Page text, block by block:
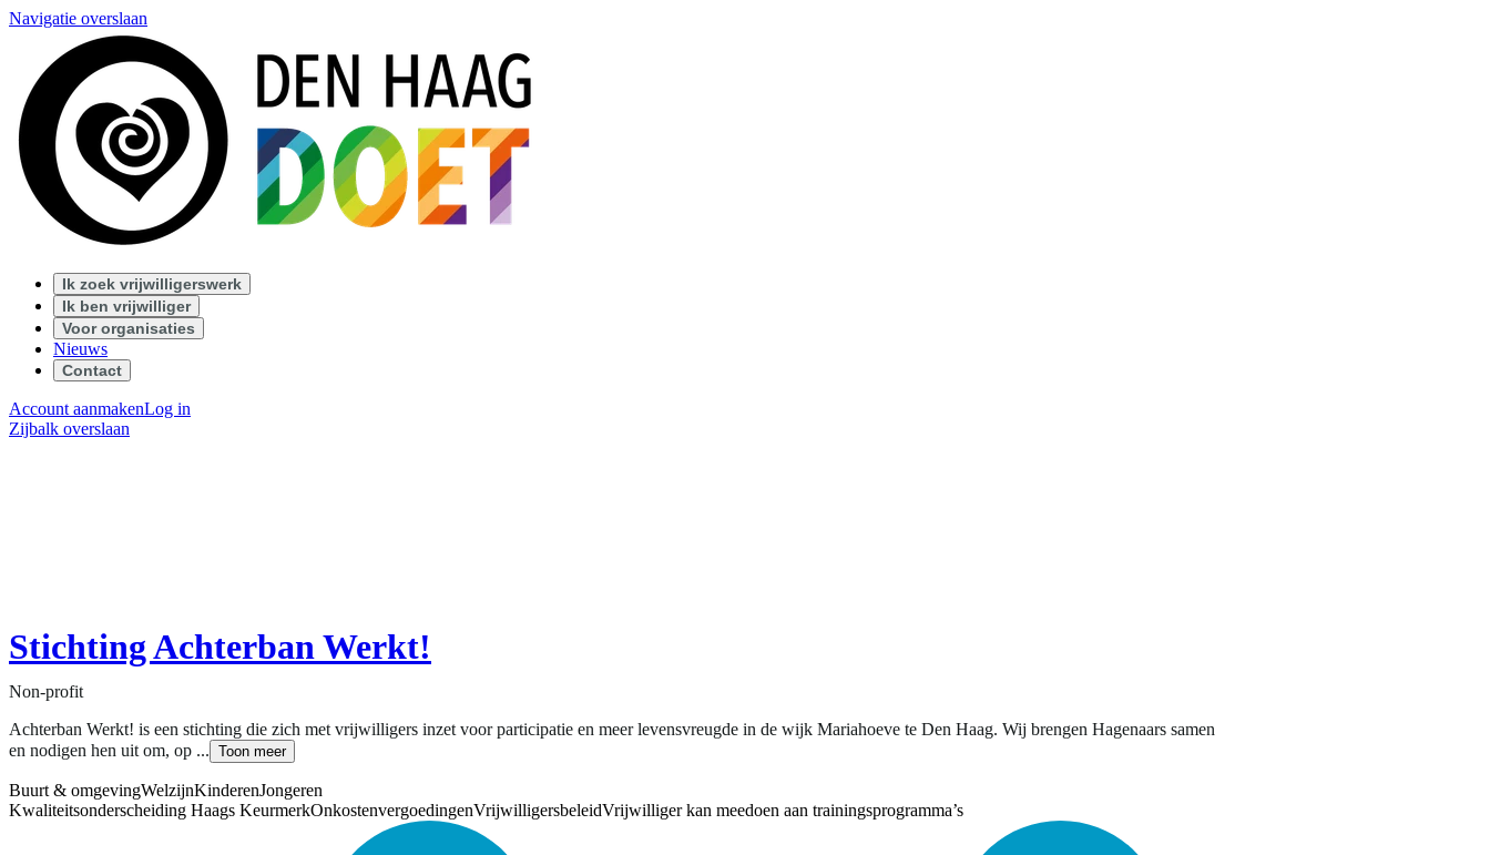
Navigatie overslaan
Ik zoek vrijwilligerswerk
Ik ben vrijwilliger
Voor organisaties
Nieuws
Contact
Account aanmakenLog in
Zijbalk overslaan
Stichting Achterban Werkt!
Non-profit
Achterban Werkt! is een stichting die zich met vrijwilligers inzet voor participatie en meer levensvreugde in de wijk Mariahoeve te Den Haag. Wij brengen Hagenaars samen
en nodigen hen uit om, op ... Toon meer
Buurt & omgevingWelzijnKinderenJongeren
Kwaliteitsonderscheiding Haags KeurmerkOnkostenvergoedingenVrijwilligersbeleidVrijwilliger kan meedoen aan trainingsprogramma’s